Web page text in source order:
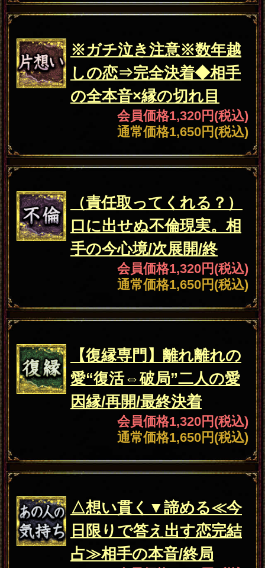
手の今/次展開/決着
▲カテゴリーTOPへ
成婚男女4桁超×婚期断言
◆元宝塚女優も絶賛“あ
なたの愛結婚”全録
会員価格2,200円(税込)
通常価格2,750円(税込)
出会い
◇緊急結婚速報◇今あな
たと一番結婚に近い異性
≪出会い/告白/婚約≫
会員価格 1,100円(税込)
通常価格1,320円(税込)
▲カテゴリーTOPへ